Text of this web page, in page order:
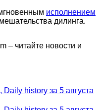
исполнением
дилинга.
– читайте новости и
history за 5 августа